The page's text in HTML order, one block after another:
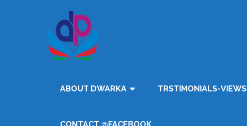
ABOUT DWARKA TRSTIMONIALS-VIEWS